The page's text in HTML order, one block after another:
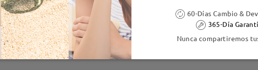
60-Días Cambio &
365-Día
Nunca compartiremos